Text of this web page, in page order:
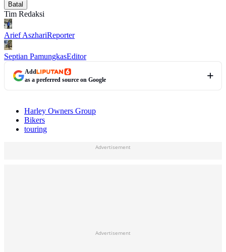
Batal
Tim Redaksi
Arief AszhariReporter
Septian PamungkasEditor
Add
as a preferred source on Google
Harley Owners Group
Bikers
touring
Advertisement
Advertisement